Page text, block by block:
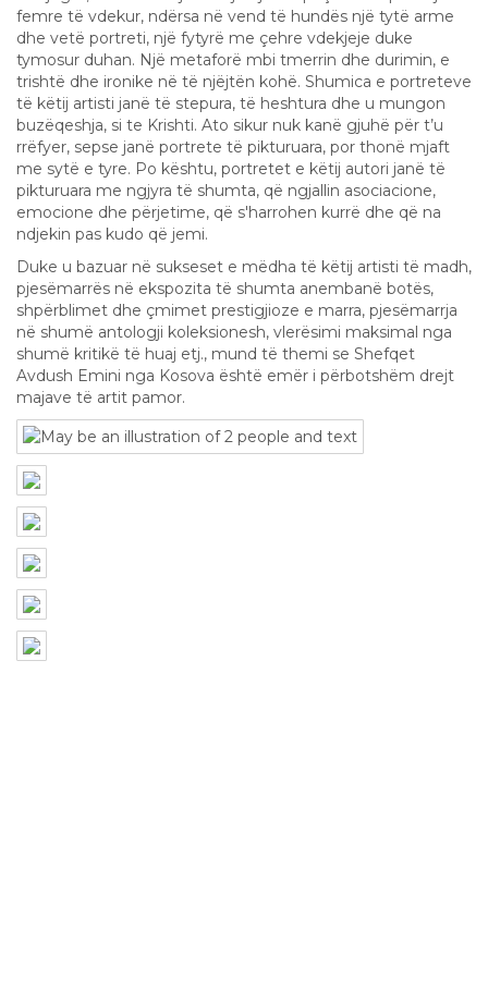
femre të vdekur, ndërsa në vend të hundës një tytë arme
dhe vetë portreti, një fytyrë me çehre vdekjeje duke
tymosur duhan. Një metaforë mbi tmerrin dhe durimin, e
trishtë dhe ironike në të njëjtën kohë. Shumica e portreteve
të këtij artisti janë të stepura, të heshtura dhe u mungon
buzëqeshja, si te Krishti. Ato sikur nuk kanë gjuhë për t’u
rrëfyer, sepse janë portrete të pikturuara, por thonë mjaft
me sytë e tyre. Po kështu, portretet e këtij autori janë të
pikturuara me ngjyra të shumta, që ngjallin asociacione,
emocione dhe përjetime, që s'harrohen kurrë dhe që na
ndjekin pas kudo që jemi.
Duke u bazuar në sukseset e mëdha të këtij artisti të madh,
pjesëmarrës në ekspozita të shumta anembanë botës,
shpërblimet dhe çmimet prestigjioze e marra, pjesëmarrja
në shumë antologji koleksionesh, vlerësimi maksimal nga
shumë kritikë të huaj etj., mund të themi se Shefqet
Avdush Emini nga Kosova është emër i përbotshëm drejt
majave të artit pamor.